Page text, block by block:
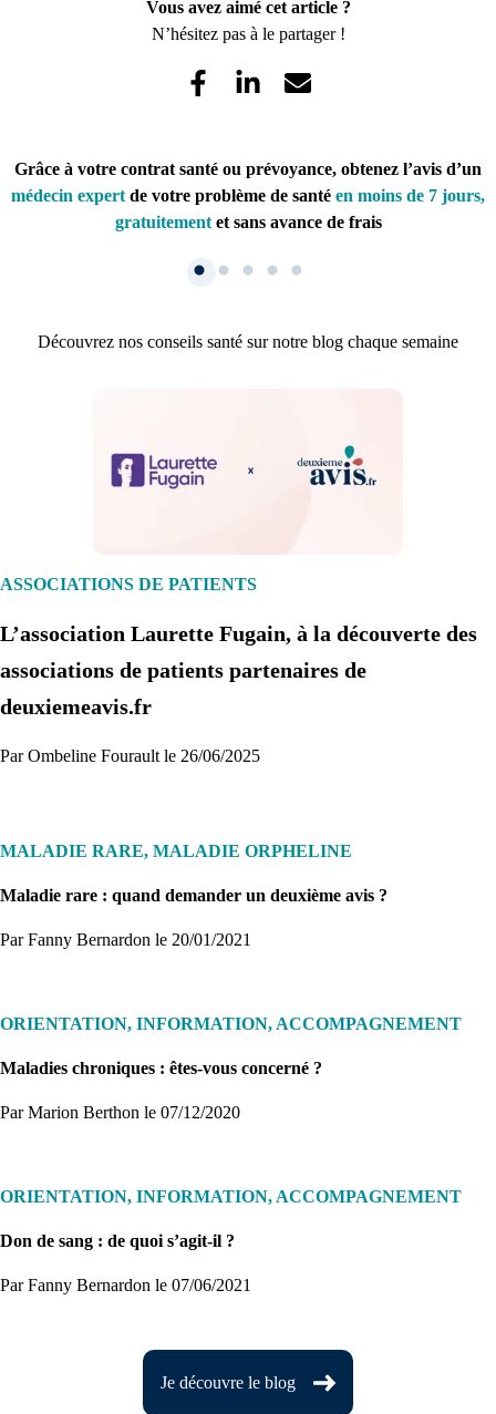
Vous avez aimé cet article ?
N’hésitez pas à le partager !
Grâce à votre contrat santé ou prévoyance, obtenez l’avis d’un
médecin expert de votre problème de santé en moins de 7 jours,
gratuitementet sans avance de frais
Créez un compte et récupérez votre dossier médical en parallèle
Je commence
Découvrez nos conseils santé sur notre blog chaque semaine
ASSOCIATIONS DE PATIENTS
L’association Laurette Fugain, à la découverte des
associations de patients partenaires de
deuxiemeavis.fr
Par Ombeline Fourault le 26/06/2025
MALADIE RARE, MALADIE ORPHELINE
Maladie rare : quand demander un deuxième avis ?
Par Fanny Bernardon le 20/01/2021
ORIENTATION, INFORMATION, ACCOMPAGNEMENT
Maladies chroniques : êtes-vous concerné ?
Par Marion Berthon le 07/12/2020
ORIENTATION, INFORMATION, ACCOMPAGNEMENT
Don de sang : de quoi s’agit-il ?
Par Fanny Bernardon le 07/06/2021
Je découvre le blog